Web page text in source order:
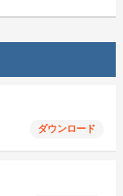
ダウンロード